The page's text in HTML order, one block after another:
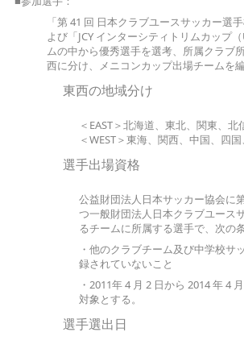
「第 41 回 日本クラブユースサッカー選
よび「JCY インターシティトリムカップ
ムの中から優秀選手を選考、所属クラブ
西に分け、メニコンカップ出場チームを編
東西の地域分け
＜EAST＞北海道、東北、関東、北
＜WEST＞東海、関西、中国、四
選手出場資格
公益財団法人日本サッカー協会に
つ一般財団法人日本クラブユース
るチームに所属する選手で、次の
・他のクラブチーム及び中学校サ
録されていないこと
・2011年 4 月 2 日から 2014 年 4
対象とする。
選手選出日